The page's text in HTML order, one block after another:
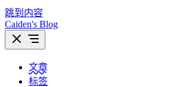
跳到内容
Caiden's Blog
文章
标签